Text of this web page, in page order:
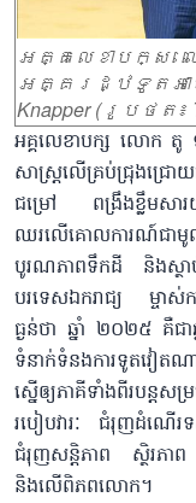
អគ្គលេខាបក្ស
អគ្គរដ្ឋទូតអាម
Knapper (រូបថត៖
អគ្គលេខាបក្ស លោក តូ
សាស្ត្រលើគ្រប់ជ្រុងជ្រ
ជម្រៅ ពង្រឹងខ្លឹមសារ
ឈរលើគោលការណ៍ជាមូល
បូរណភាពទឹកដី និងស្ថ
បរទេសឯករាជ្យ ម្ចា
ធ្ងន់ថា ឆ្នាំ ២០២៥ គឺជ
ទំនាក់ទំនងការទូតវៀត
ស្នើឲ្យភាគីទាំងពីរបន្តស
របៀបវារៈ ជំរុញដំណើរ
ជំរុញសន្តិភាព ស្ថិរភាព
និងលើពិភពលោក។